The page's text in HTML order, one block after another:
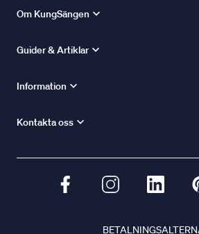
Om KungSängen
Guider & Artiklar
Information
Kontakta oss